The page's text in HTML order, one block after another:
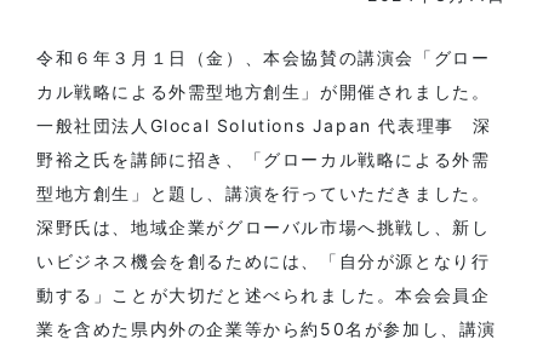
令和６年３月１日（金）、本会協賛の講演会「グロー
カル戦略による外需型地方創生」が開催されました。
一般社団法人Glocal Solutions Japan 代表理事 深
野裕之氏を講師に招き、「グローカル戦略による外需
型地方創生」と題し、講演を行っていただきました。
深野氏は、地域企業がグローバル市場へ挑戦し、新し
いビジネス機会を創るためには、「自分が源となり行
動する」ことが大切だと述べられました。本会会員企
業を含めた県内外の企業等から約50名が参加し、講演